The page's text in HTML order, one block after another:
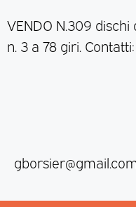
VENDO N.309
n. 3 a 78 giri.